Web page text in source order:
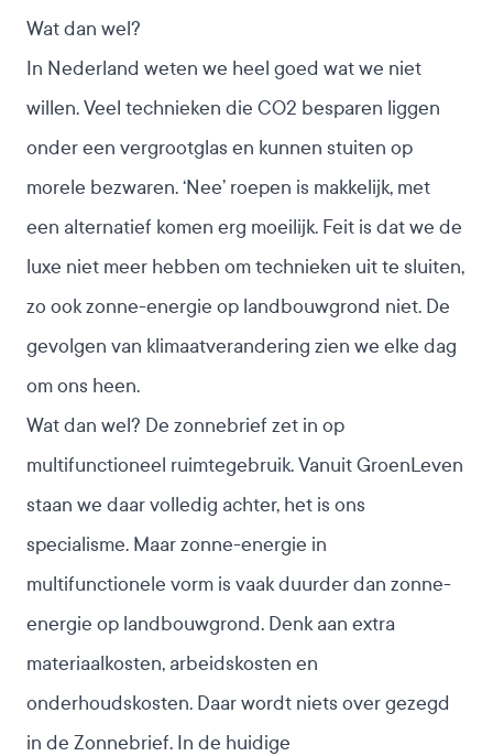
Wat dan wel?
In Nederland weten we heel goed wat we niet
willen. Veel technieken die CO2 besparen liggen
onder een vergrootglas en kunnen stuiten op
morele bezwaren. ‘Nee’ roepen is makkelijk, met
een alternatief komen erg moeilijk. Feit is dat we de
luxe niet meer hebben om technieken uit te sluiten,
zo ook zonne-energie op landbouwgrond niet. De
gevolgen van klimaatverandering zien we elke dag
om ons heen.
Wat dan wel? De zonnebrief zet in op
multifunctioneel ruimtegebruik. Vanuit GroenLeven
staan we daar volledig achter, het is ons
specialisme. Maar zonne-energie in
multifunctionele vorm is vaak duurder dan zonne-
energie op landbouwgrond. Denk aan extra
materiaalkosten, arbeidskosten en
onderhoudskosten. Daar wordt niets over gezegd
in de Zonnebrief. In de huidige